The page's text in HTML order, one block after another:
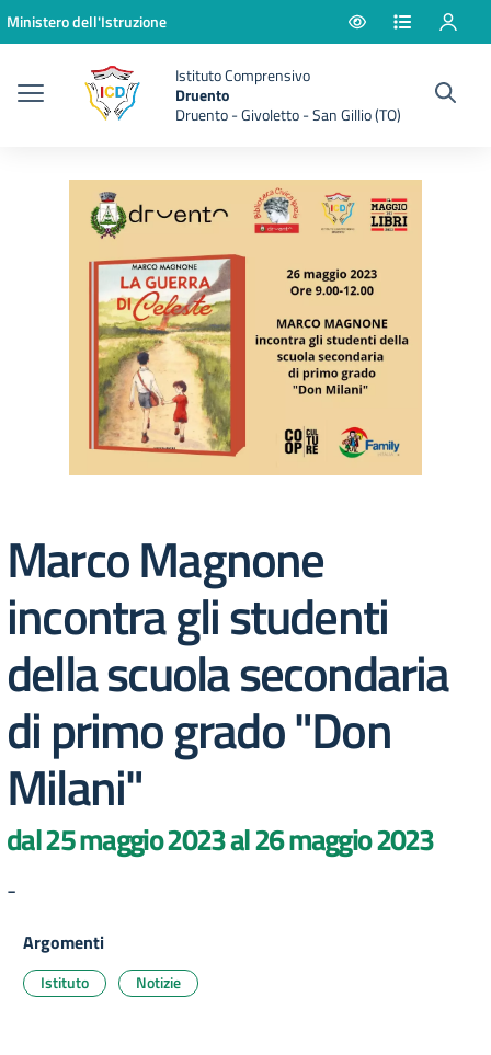
Vai ai contenuti
Vai al menu di navigazione
Vai al footer
Ministero dell'Istruzione
Istituto Comprensivo
Druento
Druento - Givoletto - San Gillio (TO)
Marco Magnone
incontra gli studenti
della scuola secondaria
di primo grado "Don
Milani"
dal 25 maggio 2023 al 26 maggio 2023
-
Argomenti
Istituto Notizie